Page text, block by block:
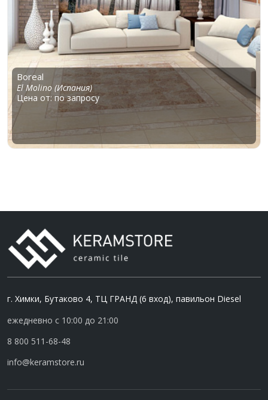
Boreal
El Molino (Испания)
Цена от: по запросу
г. Химки, Бутаково 4, ТЦ ГРАНД (6 вход), павильон Diesel
ежедневно с 10:00 до 21:00
8 800 511-68-48
info@keramstore.ru